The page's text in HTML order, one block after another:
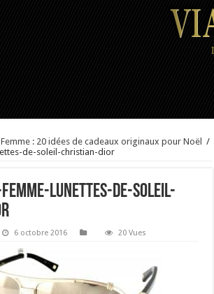
: 20 idées de cadeaux originaux pour Noël
/
de-soleil-christian-dior
lunettes-de-soleil-
6 octobre 2016 20 Vues